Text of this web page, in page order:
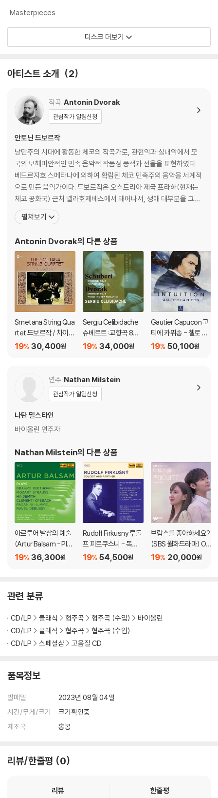
Masterpieces
디스크 더보기
아티스트 소개 2
작곡 Antonin Dvorak
관심작가 알림신청
안토닌 드보르작
낭만주의 시대에 활동한 체코의 작곡가로, 관현악과 실내악에서 모
국의 보헤미안적인 민속 음악적 작품성 풍색과 선율을 표현하였다.
베드르지흐 스메타나에 의하여 확립된 체코 민족주의 음악을 세계적
으로 만든 음악가이다. 드보르작은 오스트리아 제국 프라하(현재는
체코 공화국) 근처 넬라호제베스에서 태어나서, 생애 대부분을 그곳
에서 보냈다. 드보르작은 즈로니체에 있는 외삼촌과 리마 선생이 부
친을 설득한 보람으로 1857년 16세에 프라하의 오르간학교에 입학
간 학교에서의 교육보다도 학우이며 훗날의 지휘자 칼레르 벤달과
펼쳐보기
Antonin Dvorak의 다른 상품
Smetana String Qua
rtet 드보르작 / 차이코
프스키: 현악 사중주 (D
can' / Tchaikovsky:
Quartet No.1 Op.11)
[HQCD]
30,400원
19%
Sergiu Celibidache
슈베르트: 교향곡 8번
'미완성' / 드보르작: 교
ished Symphony / D
vorak: From the Ne
w World) [UHQCD]
34,000원
19%
Gautier Capucon 고
티에 카퓌송 - 첼로 소
품집 '인투이션' (Intuiti
50,100원
19%
연주 Nathan Milstein
관심작가 알림신청
나탄 밀스타인
바이올린 연주자
Nathan Milstein의 다른 상품
아르투어 발삼의 예술
(Artur Balsam - Play
s)
36,300원
19%
Rudolf Firkusny 루돌
프 피르쿠스니 - 독주
곡과 실내악 녹음 선집
54,500원
19%
브람스를 좋아하세요?
(SBS 월화드라마) OS
T: 클래식 앨범
20,000원
19%
관련 분류
CD/LP 클래식 협주곡 협주곡 (수입)
바이올린
CD/LP
클래식 협주곡
협주곡 (수입)
CD/LP
스페셜샵 고음질 CD
품목정보
발매일
2023년 08월 04일
시간/무게/크기
크기확인중
제조국
홍콩
리뷰/한줄평 0
리뷰
한줄평